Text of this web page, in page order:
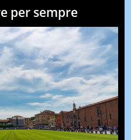
per sempre